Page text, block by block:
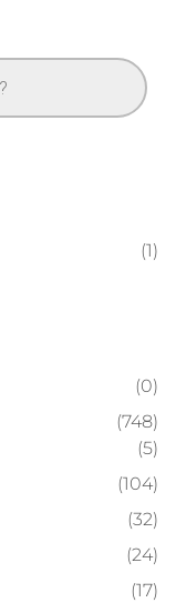
(1)
(0)
(748)
(5)
(104)
(32)
(24)
(17)